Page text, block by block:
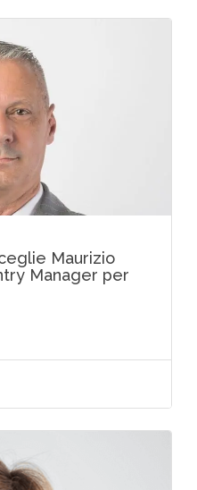
Maurizio
Manager per